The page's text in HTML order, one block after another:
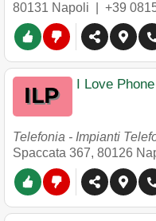
80131 Napoli +39
I Love Phone
Telefonia - Impianti
Spaccata 367, 80126